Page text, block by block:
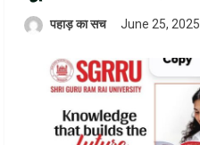
पहाड़ का सच June 25, 2025